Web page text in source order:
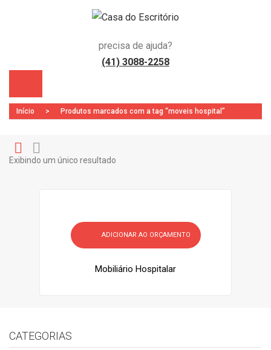
precisa de ajuda?
(41) 3088-2258
Início > Produtos marcados com a tag “moveis hospital”
Exibindo um único resultado
ADICIONAR AO ORÇAMENTO
Mobiliário Hospitalar
CATEGORIAS